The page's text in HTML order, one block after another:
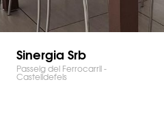
Sinergia Srb
Passeig del Ferrocarril -
Castelldefels